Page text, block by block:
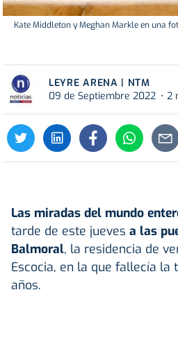
Kate Middleton y Meghan Markle en una
LEYRE ARENA | NTM
09 de Septiembre 2022
2
Las miradas del mundo
tarde de este jueves a las
Balmoral, la residencia de
Escocia, en la que fallecía
años.